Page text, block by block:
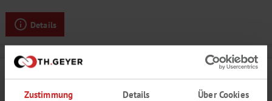
Zustimmung Details Über Cookies
Details